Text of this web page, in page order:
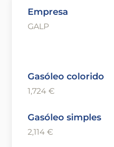
Empresa
GALP
Gasóleo colorido
1,724 €
Gasóleo simples
2,114 €